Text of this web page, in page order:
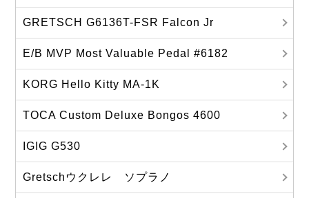
GRETSCH G6136T-FSR Falcon Jr
E/B MVP Most Valuable Pedal #6182
KORG Hello Kitty MA‐1K
TOCA Custom Deluxe Bongos 4600
IGIG G530
Gretschウクレレ ソプラノ